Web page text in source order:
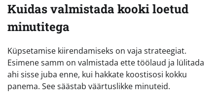
Kuidas valmistada kooki loetud
minutitega
Küpsetamise kiirendamiseks on vaja strateegiat.
Esimene samm on valmistada ette töölaud ja lülitada
ahi sisse juba enne, kui hakkate koostisosi kokku
panema. See säästab väärtuslikke minuteid.